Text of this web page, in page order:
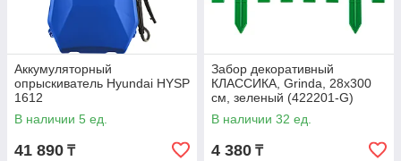
Аккумуляторный
опрыскиватель Hyundai HYSP
1612
В наличии 5 ед.
41 890 ₸
Забор декоративный
КЛАССИКА, Grinda, 28х300
см, зеленый (422201-G)
В наличии 32 ед.
4 380 ₸